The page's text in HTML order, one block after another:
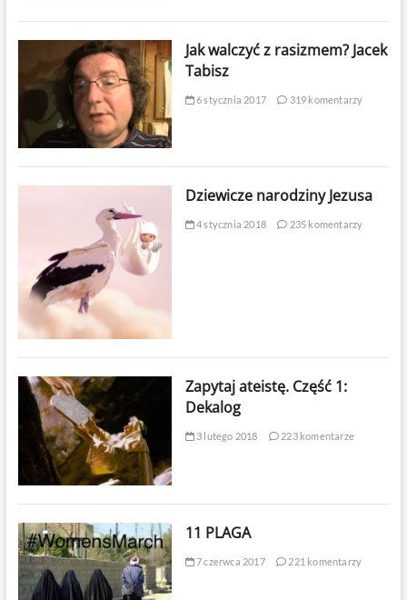
Jak walczyć z rasizmem? Jacek
Tabisz
6 stycznia 2017 319 komentarzy
Dziewicze narodziny Jezusa
4 stycznia 2018 235 komentarzy
Zapytaj ateistę. Część 1:
Dekalog
3 lutego 2018 223 komentarze
11 PLAGA
7 czerwca 2017 221 komentarzy